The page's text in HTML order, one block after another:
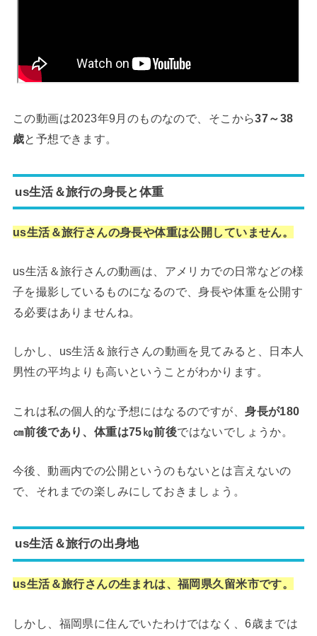
この動画は2023年9月のものなので、そこから37～38
歳と予想できます。
us生活＆旅行の身長と体重
us生活＆旅行さんの身長や体重は公開していません。
us生活＆旅行さんの動画は、アメリカでの日常などの様
子を撮影しているものになるので、身長や体重を公開す
る必要はありませんね。
しかし、us生活＆旅行さんの動画を見てみると、日本人
男性の平均よりも高いということがわかります。
これは私の個人的な予想にはなるのですが、身長が180
㎝前後であり、体重は75㎏前後ではないでしょうか。
今後、動画内での公開というのもないとは言えないの
で、それまでの楽しみにしておきましょう。
us生活＆旅行の出身地
us生活＆旅行さんの生まれは、福岡県久留米市です。
しかし、福岡県に住んでいたわけではなく、6歳までは